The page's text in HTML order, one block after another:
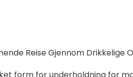
Reise Gjennom Drikkelige
form for underholdning for